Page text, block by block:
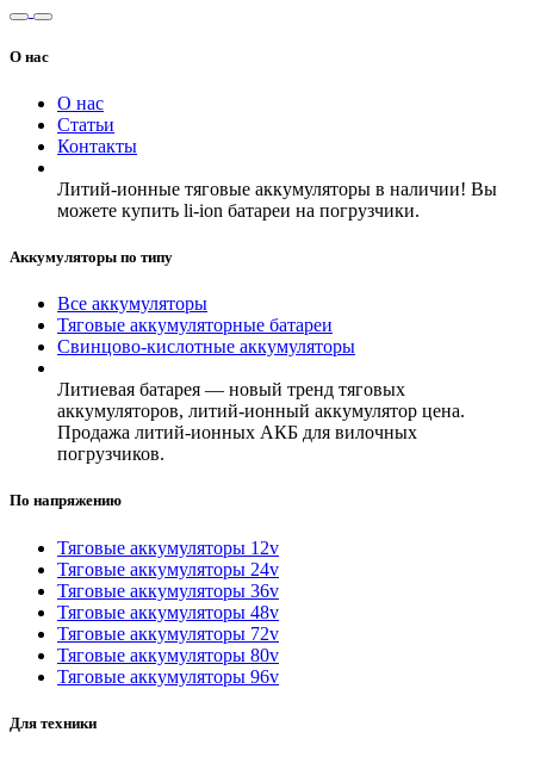
О нас
О нас
Статьи
Контакты
Литий-ионные тяговые аккумуляторы в наличии! Вы
можете купить li-ion батареи на погрузчики.
Аккумуляторы по типу
Все аккумуляторы
Тяговые аккумуляторные батареи
Свинцово-кислотные аккумуляторы
Литиевая батарея — новый тренд тяговых
аккумуляторов, литий-ионный аккумулятор цена.
Продажа литий-ионных АКБ для вилочных
погрузчиков.
По напряжению
Тяговые аккумуляторы 12v
Тяговые аккумуляторы 24v
Тяговые аккумуляторы 36v
Тяговые аккумуляторы 48v
Тяговые аккумуляторы 72v
Тяговые аккумуляторы 80v
Тяговые аккумуляторы 96v
Для техники